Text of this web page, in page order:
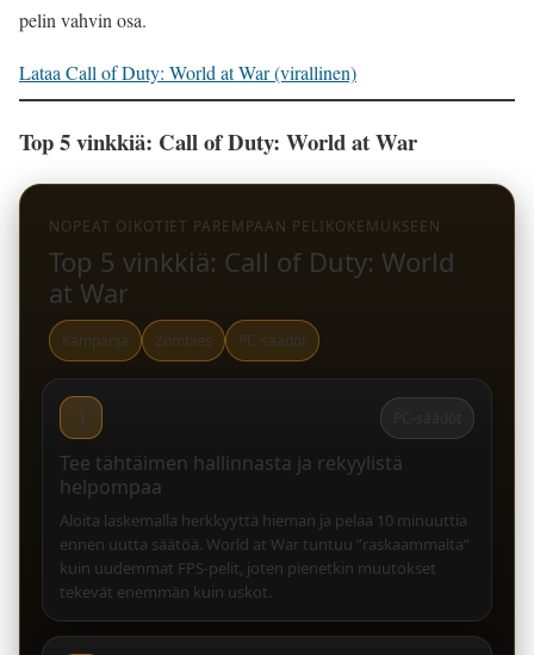
pelin vahvin osa.
Lataa Call of Duty: World at War (virallinen)
Top 5 vinkkiä: Call of Duty: World at War
NOPEAT OIKOTIET PAREMPAAN PELIKOKEMUKSEEN
Top 5 vinkkiä: Call of Duty: World
at War
Kampanja Zombies PC-säädöt
1
Tee tähtäimen hallinnasta ja rekyylistä
helpompaa
Aloita laskemalla herkkyyttä hieman ja pelaa 10 minuuttia
ennen uutta säätöä. World at War tuntuu ”raskaammalta”
kuin uudemmat FPS-pelit, joten pienetkin muutokset
tekevät enemmän kuin uskot.